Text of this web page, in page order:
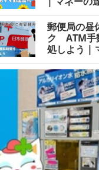
郵便局の昼
ク ATM手
処しよう |